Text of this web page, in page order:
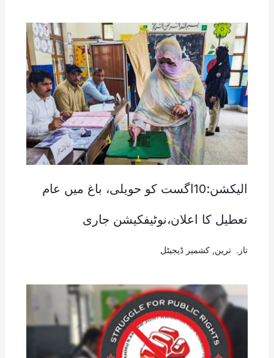
الیکشن:10اگست کو حویلی، باغ میں عام
تعطیل کا اعلان،نوٹیفکیشن جاری
تازہ ترین کشمیر ڈیجیٹل